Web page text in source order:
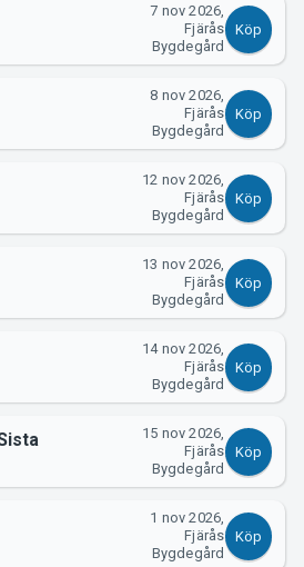
Tickster
7 nov 2026,
Fjärås
Bygdegård
Köp
8 nov 2026,
Fjärås
Bygdegård
Köp
12 nov 2026,
Fjärås
Bygdegård
Köp
13 nov 2026,
Fjärås
Bygdegård
Köp
14 nov 2026,
Fjärås
Bygdegård
Köp
15 nov 2026,
Fjärås
Bygdegård
Köp
1 nov 2026,
Fjärås
Bygdegård
Köp